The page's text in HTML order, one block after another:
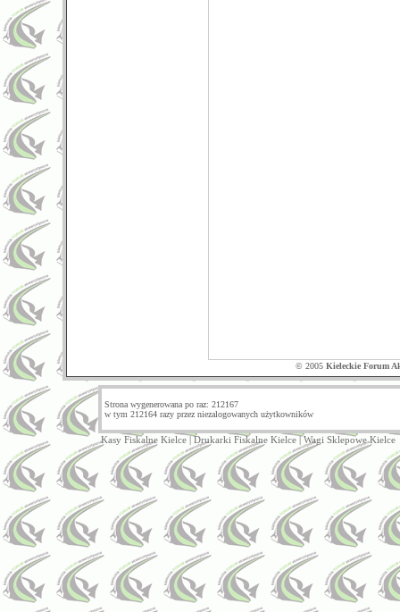
© 2005 Kieleckie Forum
Strona wygenerowana po raz: 212167
w tym 212164 razy przez niezalogowanych użytkowników
Kasy Fiskalne Kielce|Drukarki Fiskalne Kielce|Wagi Sklepowe Kielce